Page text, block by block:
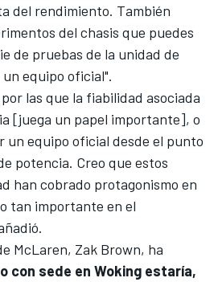
del rendimiento. También
del chasis que puedes
de pruebas de la unidad de
equipo oficial".
las que la fiabilidad asociada
[juega un papel importante], o
un equipo oficial desde el punto
potencia. Creo que estos
han cobrado protagonismo en
tan importante en el
McLaren, Zak Brown, ha
con sede en Woking estaría,